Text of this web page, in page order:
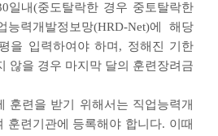
일내(중도탈락한 경우 중토탈락한
력개발정보망(HRD-Net)에 해당
을 입력하여야 하며, 정해진 기한
않을 경우 마지막 달의 훈련장려금
련을 받기 위해서는 직업능력개
훈련기관에 등록해야 합니다. 이때